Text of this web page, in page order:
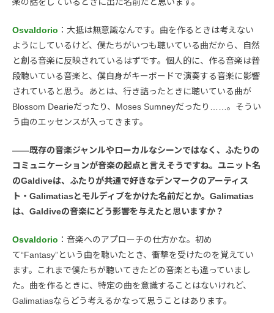
Osvaldorio ：大抵は無意識なんです。曲を作るときは考えない
ようにしているけど、僕たちがいつも聴いている曲だから、自然
と創る音楽に反映されているはずです。個人的に、作る音楽は普
段聴いている音楽と、僕自身がキーボードで演奏する音楽に影響
されていると思う。あとは、行き詰ったときに聴いている曲が
Blossom Dearieだったり、Moses Sumneyだったり……。そうい
う曲のエッセンスが入ってきます。
――既存の音楽ジャンルやローカルなシーンではなく、ふたりの
コミュニケーションが音楽の起点と言えそうですね。ユニット名
のGaldiveは、ふたりが共通で好きなデンマークのアーティス
ト・Galimatiasとモルディブをかけた名前だとか。Galimatias
は、Galdiveの音楽にどう影響を与えたと思いますか？
Osvaldorio ：音楽へのアプローチの仕方かな。初め
て“Fantasy”という曲を聴いたとき、衝撃を受けたのを覚えてい
ます。これまで僕たちが聴いてきたどの音楽とも違っていまし
た。曲を作るときに、特定の曲を意識することはないけれど、
Galimatiasならどう考えるかなって思うことはあります。